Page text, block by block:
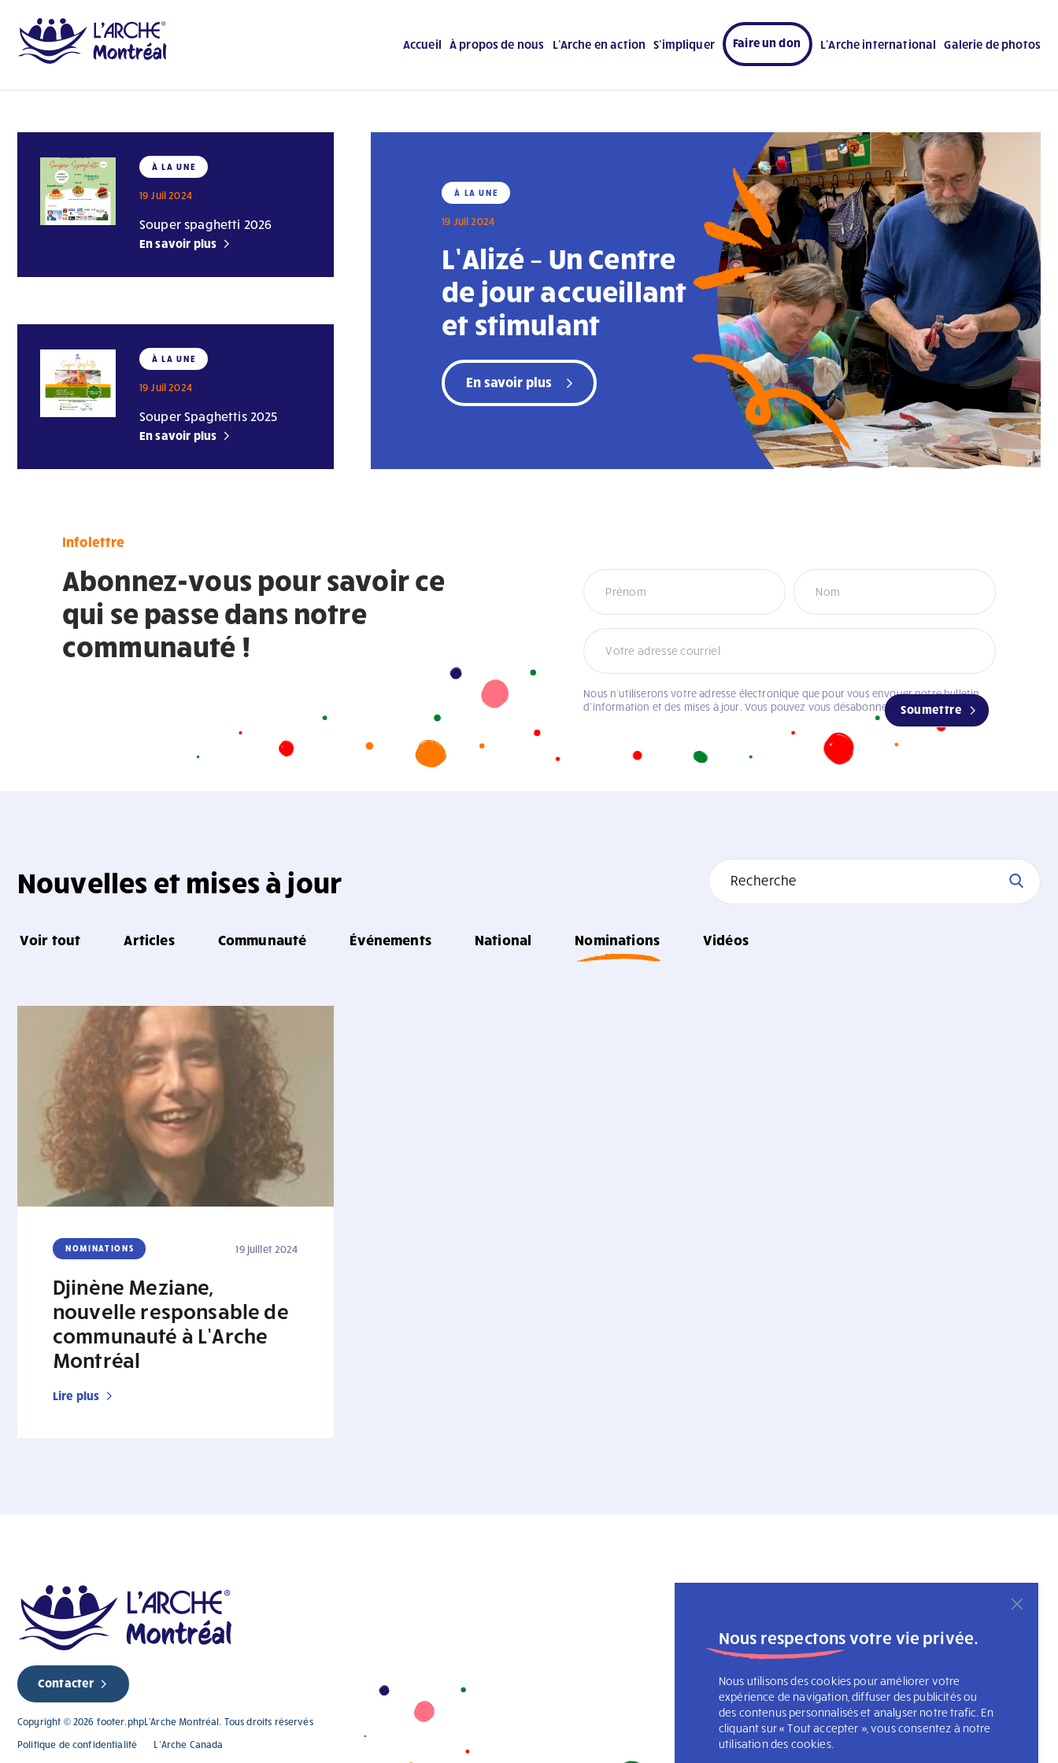
Nous respectons votre vie privée.
Nous utilisons des cookies pour améliorer votre
expérience de navigation, diffuser des publicités ou
des contenus personnalisés et analyser notre trafic. En
cliquant sur « Tout accepter », vous consentez à notre
utilisation des cookies.
Accueil À propos de nous L’Arche en action S’impliquer Faire un don L’Arche international Galerie de photos
À LA UNE
19 Juil 2024
Souper spaghetti 2026
En savoir plus
À LA UNE
19 Juil 2024
Souper Spaghettis 2025
En savoir plus
À LA UNE
19 Juil 2024
L’Alizé – Un Centre
de jour accueillant
et stimulant
En savoir plus
Infolettre
Abonnez-vous pour savoir ce
qui se passe dans notre
communauté !
Infolettre
Soumettre
Nous n’utiliserons votre adresse électronique que pour vous envoyer notre bulletin
d’information et des mises à jour. Vous pouvez vous désabonner à tout moment.
Nouvelles et mises à jour
Voir tout Articles Communauté Événements National Nominations Vidéos
NOMINATIONS 19 juillet 2024
Djinène Meziane,
nouvelle responsable de
communauté à L’Arche
Montréal
Lire plus
Contacter
Copyright © 2026 footer.phpL'Arche Montréal. Tous droits réservés
Politique de confidentialité
L’Arche Canada